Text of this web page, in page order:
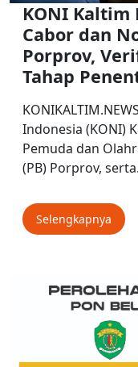
KONI Kaltim
Cabor dan
Porprov,
Tahap
Indonesia (KONI)
Pemuda dan
(PB) Porprov,
Selengkapnya